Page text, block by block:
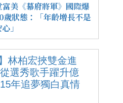
富美《幕府將軍》國際爆
歲狀態：「年齡增長不是
」